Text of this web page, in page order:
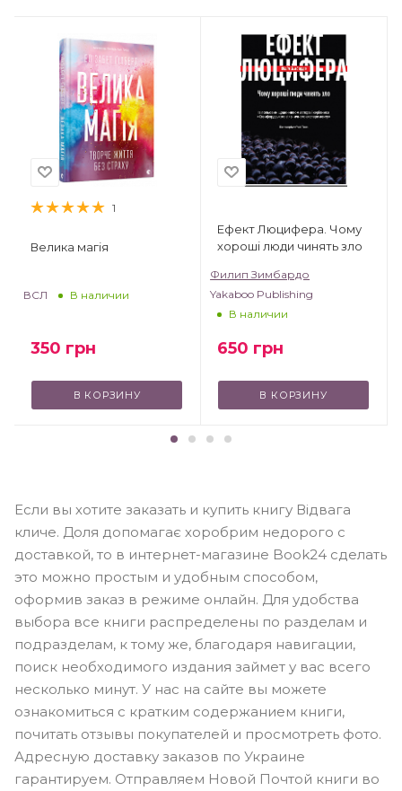
1
Велика магія
ВСЛ В наличии
350 грн
В КОРЗИНУ
Ефект Люцифера. Чому
хороші люди чинять зло
Филип Зимбардо
Yakaboo Publishing
В наличии
650 грн
В КОРЗИНУ
Если вы хотите заказать и купить книгу Відвага
кличе. Доля допомагає хоробрим недорого с
доставкой, то в интернет-магазине Book24 сделать
это можно простым и удобным способом,
оформив заказ в режиме онлайн. Для удобства
выбора все книги распределены по разделам и
подразделам, к тому же, благодаря навигации,
поиск необходимого издания займет у вас всего
несколько минут. У нас на сайте вы можете
ознакомиться с кратким содержанием книги,
почитать отзывы покупателей и просмотреть фото.
Адресную доставку заказов по Украине
гарантируем. Отправляем Новой Почтой книги во